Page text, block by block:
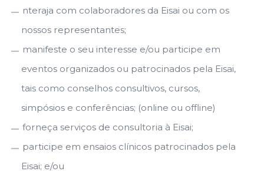
nteraja com colaboradores da Eisai ou com os
nossos representantes;
manifeste o seu interesse e/ou participe em
eventos organizados ou patrocinados pela Eisai,
tais como conselhos consultivos, cursos,
simpósios e conferências; (online ou offline)
forneça serviços de consultoria à Eisai;
participe em ensaios clínicos patrocinados pela
Eisai; e/ou